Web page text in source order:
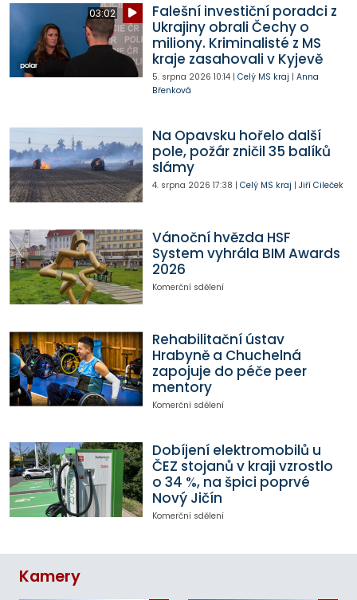
03:02
Falešní investiční poradci z
Ukrajiny obrali Čechy o
miliony. Kriminalisté z MS
kraje zasahovali v Kyjevě
5. srpna 2026 10:14| Celý MS kraj | Anna
Břenková
Na Opavsku hořelo další
pole, požár zničil 35 balíků
slámy
4. srpna 2026 17:38 | Celý MS kraj | Jiří Cileček
Vánoční hvězda HSF
System vyhrála BIM Awards
2026
Komerční sdělení
Rehabilitační ústav
Hrabyně a Chuchelná
zapojuje do péče peer
mentory
Komerční sdělení
Dobíjení elektromobilů u
ČEZ stojanů v kraji vzrostlo
o 34 %, na špici poprvé
Nový Jičín
Komerční sdělení
Kamery